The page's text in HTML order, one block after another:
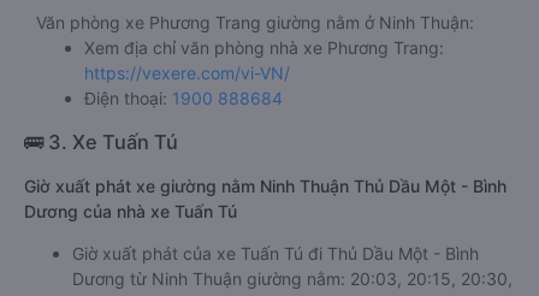
Văn phòng xe Phương Trang giường nằm ở Ninh Thuận:
Xem địa chỉ văn phòng nhà xe Phương Trang:
https://vexere.com/vi-VN/
Điện thoại: 1900 888684
🚌 3. Xe Tuấn Tú
Giờ xuất phát xe giường nằm Ninh Thuận Thủ Dầu Một - Bình
Dương của nhà xe Tuấn Tú
Giờ xuất phát của xe Tuấn Tú đi Thủ Dầu Một - Bình
Dương từ Ninh Thuận giường nằm: 20:03, 20:15, 20:30,